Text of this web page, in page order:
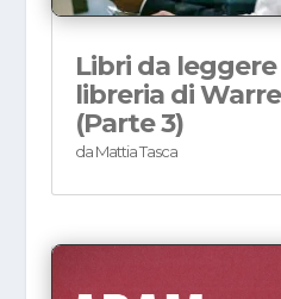
Libri da leggere
libreria di
(Parte 3)
daMattia Tasca